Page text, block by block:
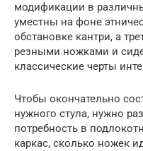
модификации в
уместны на фоне
обстановке кантри, а
резными ножками и
классические черты
Чтобы окончательно
нужного стула, нужно
потребность в
каркас, сколько ножек